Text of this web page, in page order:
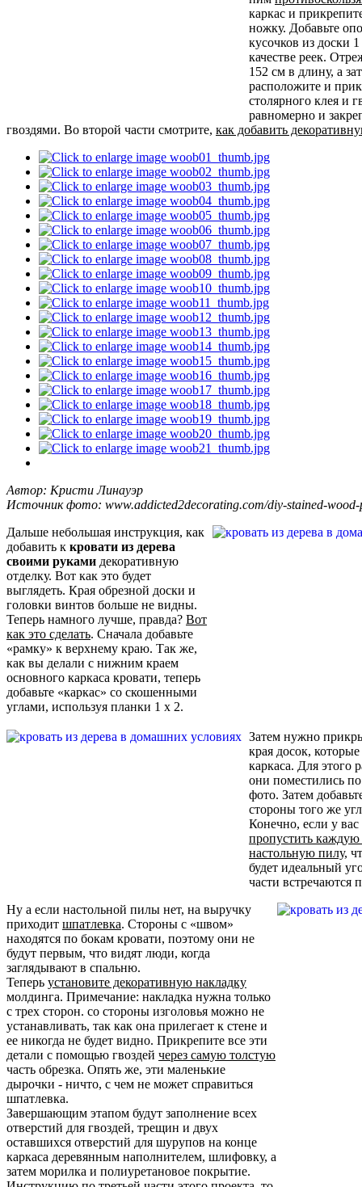
каркас и
ножку. Добавьте
кусочков из доски
качестве реек.
152 см в длину, а
расположите и
столярного клея и
равномерно и
гвоздями. Во второй части смотрите, как добавить
Автор: Кристи Линауэр
Источник фото: www.addicted2decorating.com/diy-stained-
Дальше небольшая инструкция, как
добавить к кровати из дерева
своими руками декоративную
отделку. Вот как это будет
выглядеть. Края обрезной доски и
головки винтов больше не видны.
Теперь намного лучше, правда? Вот
как это сделать. Сначала добавьте
«рамку» к верхнему краю. Так же,
как вы делали с нижним краем
основного каркаса кровати, теперь
добавьте «каркас» со скошенными
углами, используя планки 1 x 2.
Затем нужно
края досок,
каркаса. Для этого
они поместились
фото. Затем
стороны того же
Конечно, если у
пропустить каждую
настольную пилу,
будет идеальный
части встречаются
Ну а если настольной пилы нет, на выручку
приходит шпатлевка. Стороны с «швом»
находятся по бокам кровати, поэтому они не
будут первым, что видят люди, когда
заглядывают в спальню.
Теперь установите декоративную накладку
молдинга. Примечание: накладка нужна только
с трех сторон. со стороны изголовья можно не
устанавливать, так как она прилегает к стене и
ее никогда не будет видно. Прикрепите все эти
детали с помощью гвоздей через самую толстую
часть обрезка. Опять же, эти маленькие
дырочки - ничто, с чем не может справиться
шпатлевка.
Завершающим этапом будут заполнение всех
отверстий для гвоздей, трещин и двух
оставшихся отверстий для шурупов на конце
каркаса деревянным наполнителем, шлифовку, а
затем морилка и полиуретановое покрытие.